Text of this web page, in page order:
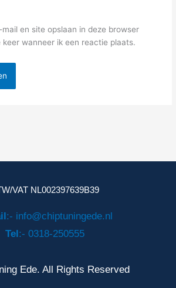
en site opslaan in deze browser
wanneer ik een reactie plaats.
VAT NL002397639B39
:- info@chiptuningede.nl
Tel :- 0318-250555
Ede. All Rights Reserved